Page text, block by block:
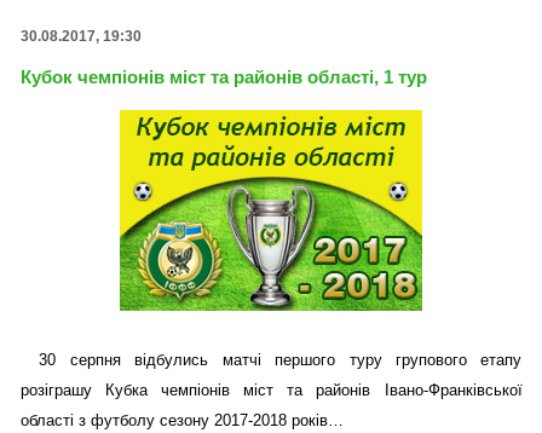
30.08.2017, 19:30
Кубок чемпіонів міст та районів області, 1 тур
30 серпня відбулись матчі першого туру групового етапу
розіграшу Кубка чемпіонів міст та районів Івано-Франківської
області з футболу сезону 2017-2018 років…